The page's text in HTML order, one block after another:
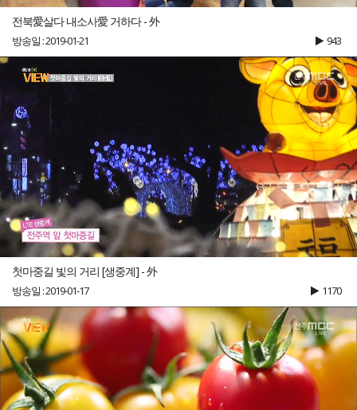
전북愛살다 내소사愛 거하다 - 外
방송일 : 2019-01-21 943
첫마중길 빛의 거리 [생중계] - 外
방송일 : 2019-01-17 1170